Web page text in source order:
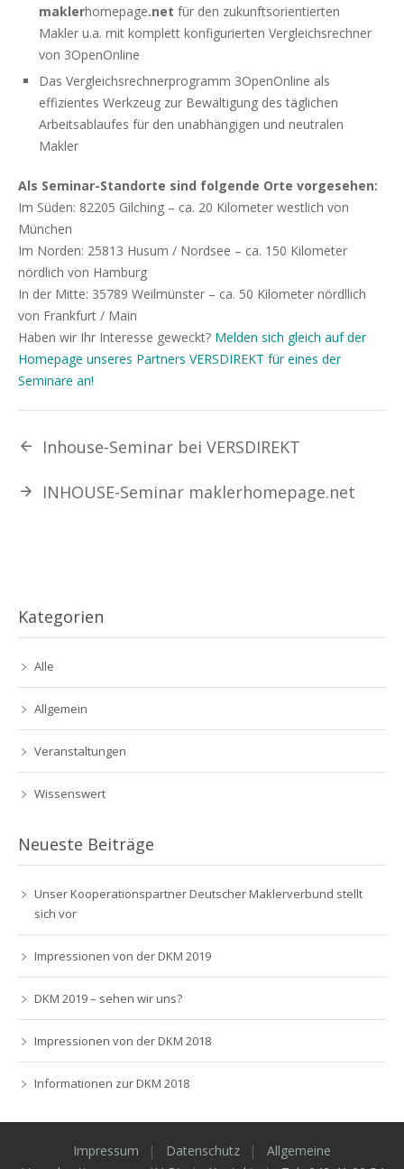
maklerhomepage.net für den zukunftsorientierten
Makler u.a. mit komplett konfigurierten Vergleichsrechner
von 3OpenOnline
Das Vergleichsrechnerprogramm 3OpenOnline als
effizientes Werkzeug zur Bewältigung des täglichen
Arbeitsablaufes für den unabhängigen und neutralen
Makler
Als Seminar-Standorte sind folgende Orte vorgesehen:
Im Süden: 82205 Gilching – ca. 20 Kilometer westlich von
München
Im Norden: 25813 Husum / Nordsee – ca. 150 Kilometer
nördlich von Hamburg
In der Mitte: 35789 Weilmünster – ca. 50 Kilometer nördllich
von Frankfurt / Main
Haben wir Ihr Interesse geweckt? Melden sich gleich auf der
Homepage unseres Partners VERSDIREKT für eines der
Seminare an!
Inhouse-Seminar bei VERSDIREKT
INHOUSE-Seminar maklerhomepage.net
Kategorien
Alle
Allgemein
Veranstaltungen
Wissenswert
Neueste Beiträge
Unser Kooperationspartner Deutscher Maklerverbund stellt
sich vor
Impressionen von der DKM 2019
DKM 2019 – sehen wir uns?
Impressionen von der DKM 2018
Informationen zur DKM 2018
Impressum Datenschutz
Allgemeine